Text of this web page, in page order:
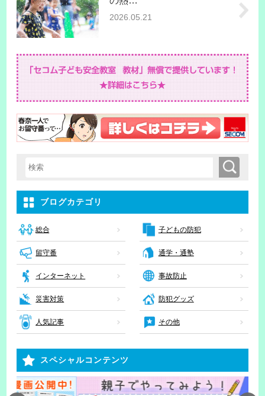
2026.05.21
検索キーワード入力 検索
ブログカテゴリ
総合 子どもの防犯
留守番 通学・通塾
インターネット 事故防止
災害対策 防犯グッズ
人気記事 その他
スペシャルコンテンツ